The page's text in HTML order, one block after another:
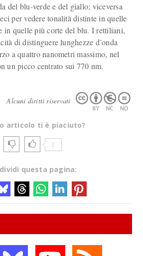
del blu-verde e del giallo; viceversa
per vedere tonalità distinte in quelle
in quelle più corte del blu. I rettiliani,
di distinguere lunghezze d’onda
a quattro nanometri massimo, nel
un picco centrato sui 770 nm.
Alcuni diritti riservati
articolo ti è piaciuto?
1
questa pagina: